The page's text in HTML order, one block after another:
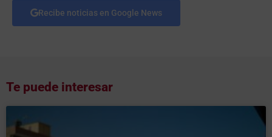
Recibe noticias en Google News
Te puede interesar